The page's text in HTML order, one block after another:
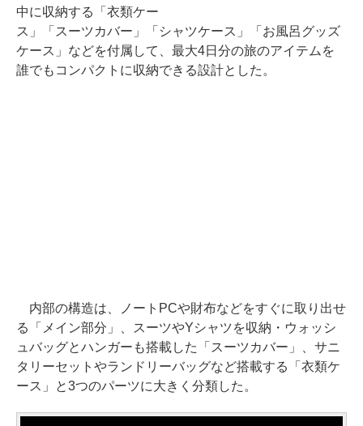
中に収納する「衣類ケー
ス」「スーツカバー」「シャツケース」「お風呂グッズ
ケース」などを付属して、最大4日分の旅のアイテムを
誰でもコンパクトに収納できる設計とした。
内部の構造は、ノートPCや財布などをすぐに取り出せ
る「メイン部分」、スーツやYシャツを収納・ウォッシ
ュバッグとハンガーも搭載した「スーツカバー」、サニ
タリーセットやランドリーバッグなど搭載する「衣類ケ
ース」と3つのパーツに大きく分類した。